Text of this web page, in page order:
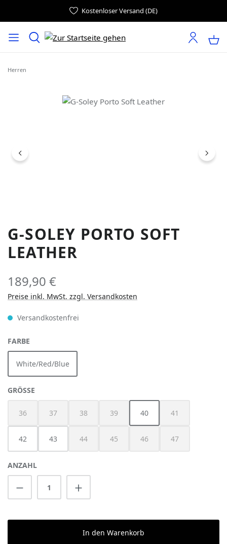
Kostenloser Versand (DE)
Herren
Bildergalerie überspringen
G-SOLEY PORTO SOFT
LEATHER
189,90 €
Preise inkl. MwSt. zzgl. Versandkosten
Versandkostenfrei
FARBE
White/Red/Blue
GRÖSSE
36
(Diese Option ist zurzeit nicht verfügbar.)
37
(Diese Option ist zurzeit nicht verfügbar.)
38
(Diese Option ist zurzeit nicht verfügbar.)
39
(Diese Option ist zurzeit nicht
40 41
(Diese Option ist
42 43 44
(Diese Option ist zurzeit nicht verfügbar.)
45
(Diese Option ist zurzeit nicht
46
(Diese Option ist zurzeit
47
(Diese Option ist
ANZAHL
Produkt Anzahl: Gib den gewünschten
In den Warenkorb